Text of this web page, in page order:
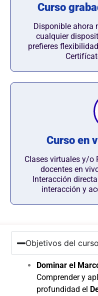
Curso
Disponible ahora
cualquier
prefieres
Curso en
Clases virtuales y/o
docentes en
Interacción
interacción y
Objetivos del curso
Dominar el
Comprender y
profundidad el